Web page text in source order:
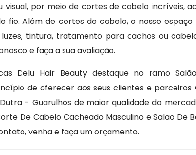
visual, por meio de cortes de cabelo incríveis,
fio. Além de cortes de cabelo, o nosso
tintura, tratamento para cachos ou
e faça a sua avaliação.
Delu Hair Beauty destaque no ramo
de oferecer aos seus clientes e parceiros
- Guarulhos de maior qualidade do
De Cabelo Cacheado Masculino e Salao De
venha e faça um orçamento.